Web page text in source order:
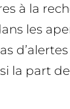
à la
les
la part